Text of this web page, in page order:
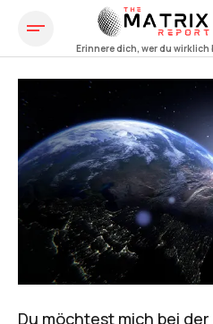
Du möchtest mich bei der